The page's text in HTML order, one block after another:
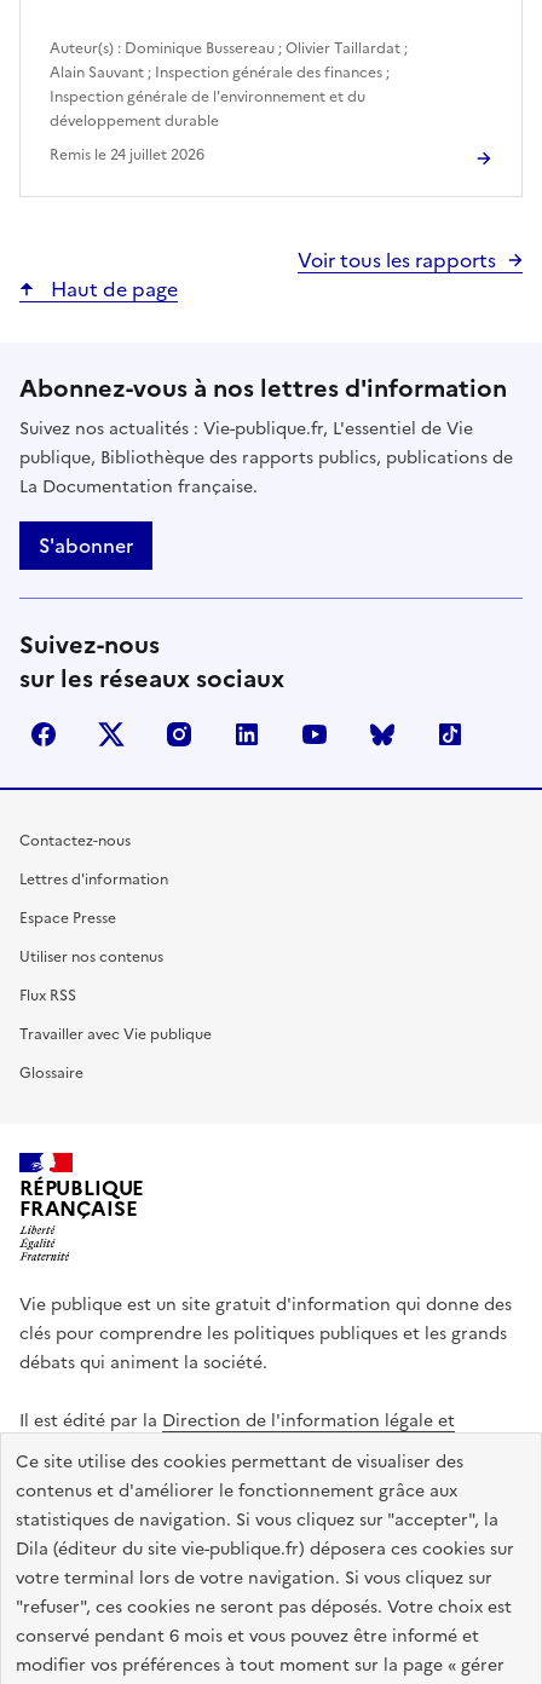
Ce site utilise des cookies permettant de visualiser des
contenus et d'améliorer le fonctionnement grâce aux
statistiques de navigation. Si vous cliquez sur "accepter", la
Dila (éditeur du site vie-publique.fr) déposera ces cookies sur
votre terminal lors de votre navigation. Si vous cliquez sur
"refuser", ces cookies ne seront pas déposés. Votre choix est
conservé pendant 6 mois et vous pouvez être informé et
modifier vos préférences à tout moment sur la page « gérer
Auteur(s) : Dominique Bussereau ;Olivier Taillardat ;
Alain Sauvant ; Inspection générale des finances ;
Inspection générale de l'environnement et du
développement durable
Remis le24 juillet 2026
Voir tous les rapports
Haut de page
Abonnez-vous à nos lettres d'information
Suivez nos actualités : Vie-publique.fr, L'essentiel de Vie
publique, Bibliothèque des rapports publics, publications de
La Documentation française.
S'abonner
Suivez-nous
sur les réseaux sociaux
facebook X (anciennement Twitter)
instagramlinkedin youtube Bluesky
Contactez-nous
Lettres d'information
Espace Presse
Utiliser nos contenus
Flux RSS
Travailler avec Vie publique
Glossaire
RÉPUBLIQUE
FRANÇAISE
Vie publique est un site gratuit d'information qui donne des
clés pour comprendre les politiques publiques et les grands
débats qui animent la société.
Il est édité par la Direction de l'information légale et
administrative
legifrance.gouv.fr info.gouv.fr
data.gouv.fr
service-public.gouv.fr
Accessibilité : totalement conforme Données personnelles